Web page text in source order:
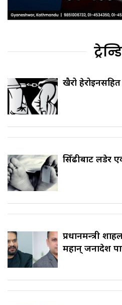
खैरो हेरोइनसहित
सिँढीबाट लडेर
प्रधानमन्त्री
महान् जनादेश